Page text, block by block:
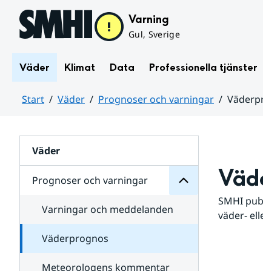
Hoppa till sidans innehåll Varning
Gul, Sverige
Väder Klimat Data Professionella tjänster
Start Väder Prognoser och varningar
Väder
Prognoser och varningar
för
varningar
Varningar och meddelanden
Väderprognos
Meteorologens kommentar
SMHI
väder-